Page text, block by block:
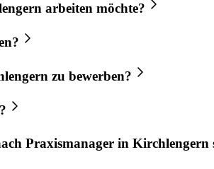
arbeiten möchte?
zu bewerben?
?
Praxismanager in Kirchlengern